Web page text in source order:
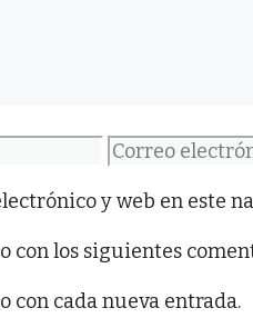
Correo
y web en este
con los siguientes
con cada nueva entrada.